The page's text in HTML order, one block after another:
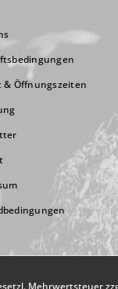
Öffnungszeiten
Mehrwertsteuer